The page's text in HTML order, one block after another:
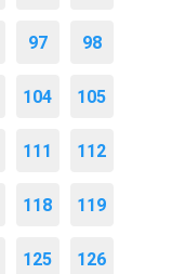
97 98
104 105
111 112
118 119
125 126